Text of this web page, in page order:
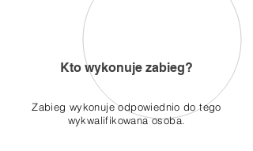
Kto wykonuje zabieg?
Zabieg wykonuje odpowiednio do tego
wykwalifikowana osoba.